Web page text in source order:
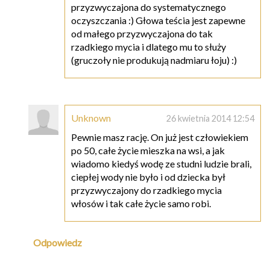
przyzwyczajona do systematycznego
oczyszczania :) Głowa teścia jest zapewne
od małego przyzwyczajona do tak
rzadkiego mycia i dlatego mu to służy
(gruczoły nie produkują nadmiaru łoju) :)
Unknown 26 kwietnia 2014 12:54
Pewnie masz rację. On już jest człowiekiem
po 50, całe życie mieszka na wsi, a jak
wiadomo kiedyś wodę ze studni ludzie brali,
ciepłej wody nie było i od dziecka był
przyzwyczajony do rzadkiego mycia
włosów i tak całe życie samo robi.
Odpowiedz